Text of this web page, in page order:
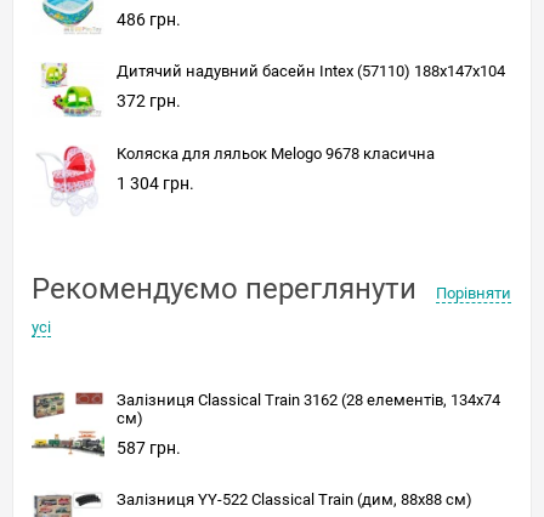
486 грн.
Дитячий надувний басейн Intex (57110) 188x147x104
372 грн.
Коляска для ляльок Melogo 9678 класична
1 304 грн.
Рекомендуємо переглянути
Порівняти
усі
Залізниця Classical Train 3162 (28 елементів, 134x74
см)
587 грн.
Залізниця YY-522 Classical Train (дим, 88x88 см)